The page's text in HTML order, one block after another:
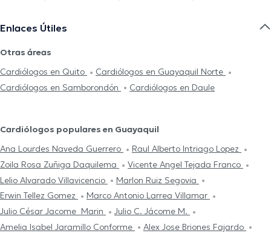
Enlaces Útiles
Otras áreas
Cardiólogos en Quito
Cardiólogos en Guayaquil Norte
Cardiólogos en Samborondón
Cardiólogos en Daule
Cardiólogos populares en Guayaquil
Ana Lourdes Naveda Guerrero
Raul Alberto Intriago Lopez
Zoila Rosa Zuñiga Daquilema
Vicente Angel Tejada Franco
Lelio Alvarado Villavicencio
Marlon Ruiz Segovia
Erwin Tellez Gomez
Marco Antonio Larrea Villamar
Julio César Jacome Marin
Julio C. Jácome M.
Amelia Isabel Jaramillo Conforme
Alex Jose Briones Fajardo